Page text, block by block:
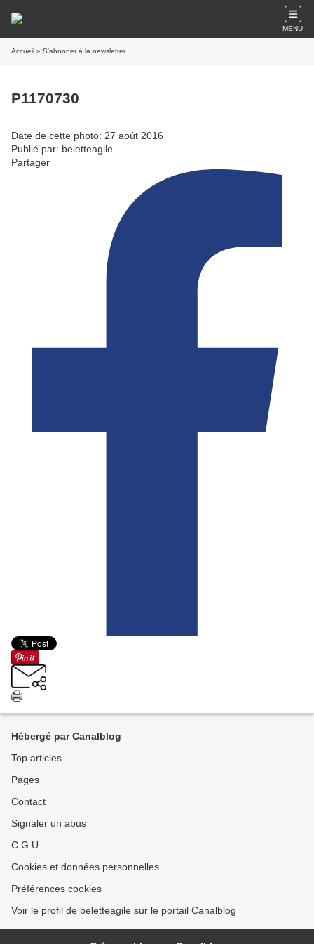
MENU
Accueil » S'abonner à la newsletter
P1170730
Date de cette photo: 27 août 2016
Publié par: beletteagile
Partager
Hébergé par Canalblog
Top articles
Pages
Contact
Signaler un abus
C.G.U.
Cookies et données personnelles
Préférences cookies
Voir le profil de beletteagile sur le portail Canalblog